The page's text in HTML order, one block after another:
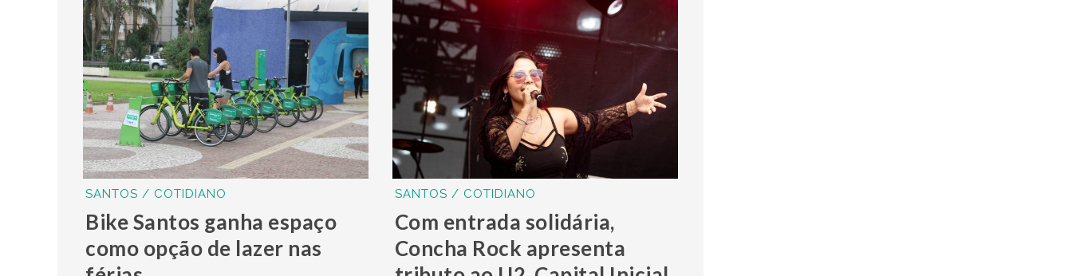
SANTOS / COTIDIANO
Bike Santos ganha espaço
como opção de lazer nas
SANTOS / COTIDIANO
Com entrada solidária,
Concha Rock apresenta